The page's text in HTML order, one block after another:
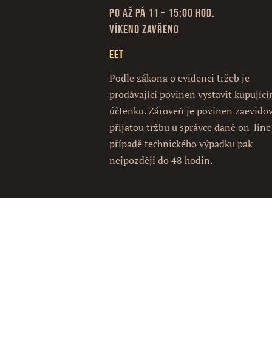
Po až Pá 11 – 15:00 hod.
Víkend zavřeno
EET
Podle zákona o evidenci tržeb je
prodávající povinen vystavit
účtenku. Zároveň je povinen
přijatou tržbu u správce daně on-
případě technického výpadku pak
nejpozději do 48 hodin.